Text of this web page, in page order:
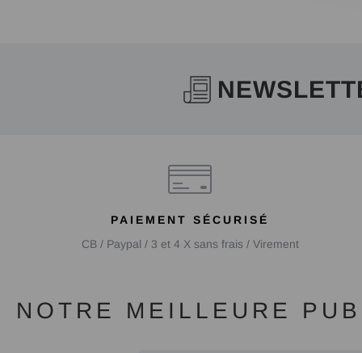
PAIEMENT SÉCURISÉ
CB / Paypal / 3 et 4 X sans frais / Virement
NOTRE MEILLEURE